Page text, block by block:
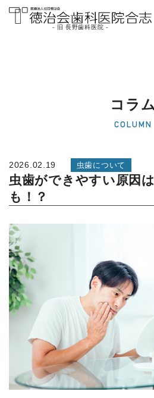
医院]｜熊本県合志
- 旧 長野歯科医院 -
コラム
COLUMN
2026.02.19 虫歯について
虫歯ができやすい原因
も！？